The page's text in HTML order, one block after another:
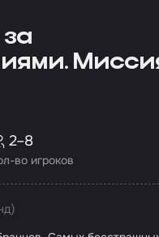
во игроков
2–8